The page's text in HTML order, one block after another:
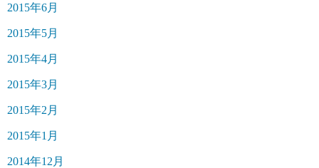
2015年6月
2015年5月
2015年4月
2015年3月
2015年2月
2015年1月
2014年12月